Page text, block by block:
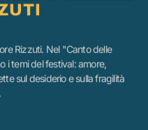
Rizzuti. Nel "Canto delle
i temi del festival: amore,
sul desiderio e sulla fragilità